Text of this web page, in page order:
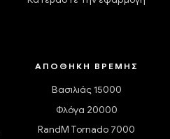
ΑΠΟΘΉΚΗ ΒΡΈΜΗΣ
Βασιλιάς 15000
Φλόγα 20000
RandM Tornado 7000